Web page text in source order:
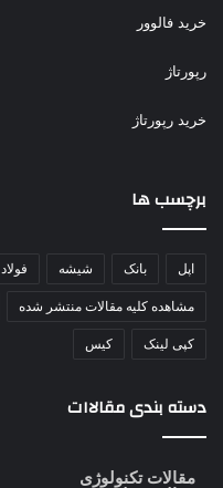
خرید فالوور
رپورتاژ
خرید رپورتاژ
برچسب ها
اپل بانک شیشه فولاد
مشاهده کلیه مقالات منتشر شده
کپی لینک کیس
دسته بندی مقالاات
مقالات تکنولوژی